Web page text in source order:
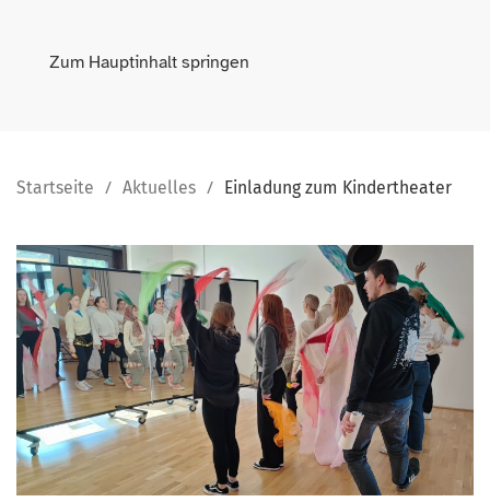
Zum Hauptinhalt springen
Startseite Aktuelles Einladung zum Kindertheater